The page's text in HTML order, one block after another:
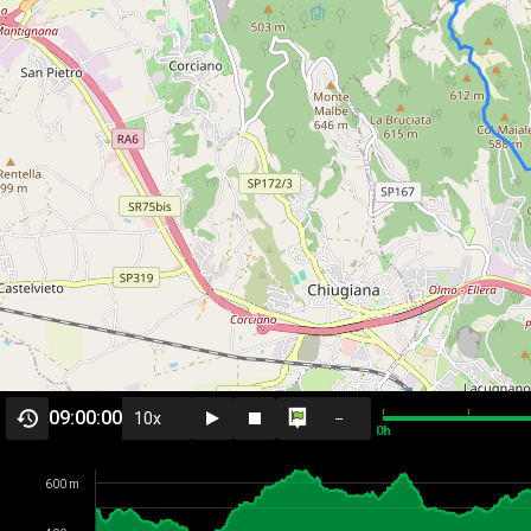
09:00:00 --
0h
600 m